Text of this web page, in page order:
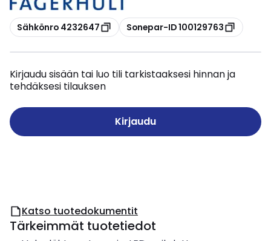
Kopioi
Sähkönro 4232647 Kopioi
Sonepar-ID 100129763
Kirjaudu sisään tai luo tili tarkistaaksesi hinnan ja
tehdäksesi tilauksen
Kirjaudu
Katso tuotedokumentit
Tärkeimmät tuotetiedot